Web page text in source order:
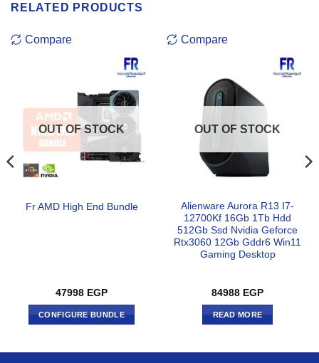
RELATED PRODUCTS
Compare
OUT OF STOCK
Fr AMD High End Bundle
47998 EGP
CONFIGURE BUNDLE
Compare
OUT OF STOCK
Alienware Aurora R13 I7-
12700Kf 16Gb 1Tb Hdd
512Gb Ssd Nvidia Geforce
Rtx3060 12Gb Gddr6 Win11
Gaming Desktop
84988 EGP
READ MORE